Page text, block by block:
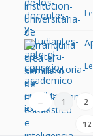
← 1 2
12